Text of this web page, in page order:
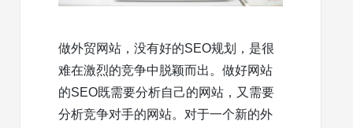
做外贸网站，没有好的SEO规划，是很
难在激烈的竞争中脱颖而出。做好网站
的SEO既需要分析自己的网站，又需要
分析竞争对手的网站。对于一个新的外